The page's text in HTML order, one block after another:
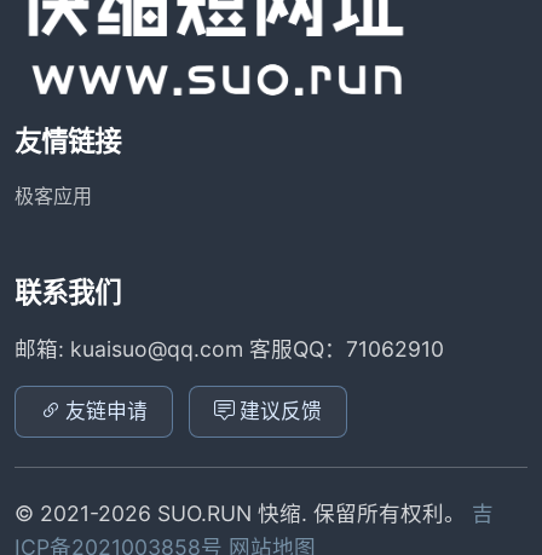
友情链接
极客应用
联系我们
邮箱: kuaisuo@qq.com 客服QQ：71062910
友链申请 建议反馈
© 2021-2026 SUO.RUN 快缩. 保留所有权利。 吉
ICP备2021003858号 网站地图